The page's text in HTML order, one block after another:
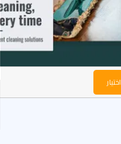
اختيار